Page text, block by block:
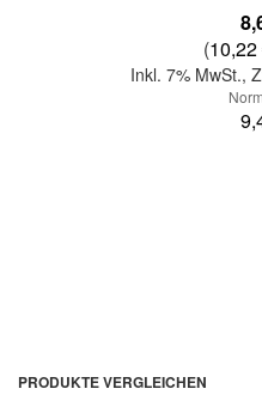
(10,22
Inkl. 7% MwSt.,
PRODUKTE VERGLEICHEN